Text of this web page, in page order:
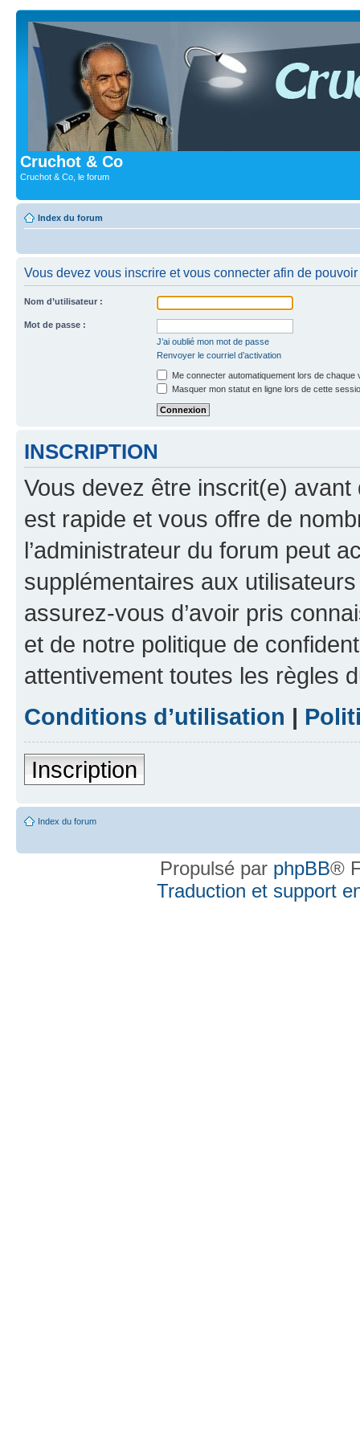
Cruchot & Co
Cruchot & Co, le forum
Index du forum
Vous devez vous inscrire et vous connecter afin de
Nom d’utilisateur :
Mot de passe :
J’ai oublié mon mot de passe
Renvoyer le courriel d’activation
Me connecter automatiquement lors de chaque
Masquer mon statut en ligne lors de cette
INSCRIPTION
Vous devez être inscrit(e) avant
est rapide et vous offre de
l’administrateur du forum peut
supplémentaires aux
assurez-vous d’avoir pris
et de notre politique de
attentivement toutes les règles
Conditions d’utilisation |
Inscription
Index du forum
Propulsé par phpBB®
Traduction et support